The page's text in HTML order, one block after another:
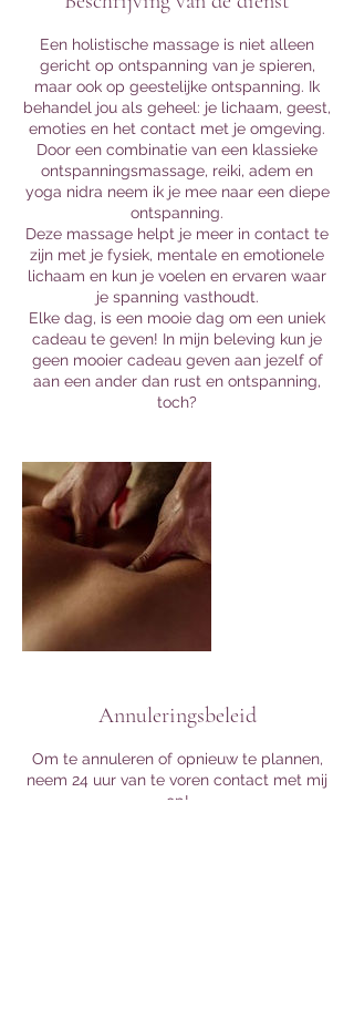
Een holistische massage is niet alleen
gericht op ontspanning van je spieren,
maar ook op geestelijke ontspanning. Ik
behandel jou als geheel: je lichaam, geest,
emoties en het contact met je omgeving.
Door een combinatie van een klassieke
ontspanningsmassage, reiki, adem en
yoga nidra neem ik je mee naar een diepe
ontspanning.
Deze massage helpt je meer in contact te
zijn met je fysiek, mentale en emotionele
lichaam en kun je voelen en ervaren waar
je spanning vasthoudt.
Elke dag, is een mooie dag om een uniek
cadeau te geven! In mijn beleving kun je
geen mooier cadeau geven aan jezelf of
aan een ander dan rust en ontspanning,
toch?
Annuleringsbeleid
Om te annuleren of opnieuw te plannen,
neem 24 uur van te voren contact met mij
op!